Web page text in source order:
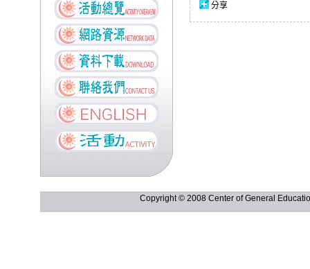
分享
Copyright © 2008 Center of General